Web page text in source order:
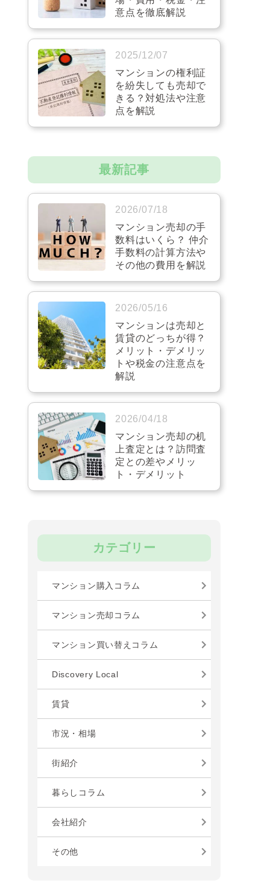
意点を徹底解説
2025/12/07
マンションの権利証
を紛失しても売却で
きる？対処法や注意
点を解説
最新記事
2026/07/18
マンション売却の手
数料はいくら？ 仲介
手数料の計算方法や
その他の費用を解説
2026/05/16
マンションは売却と
賃貸のどっちが得？
メリット・デメリッ
トや税金の注意点を
解説
2026/04/18
マンション売却の机
上査定とは？訪問査
定との差やメリッ
ト・デメリット
カテゴリー
マンション購入コラム
マンション売却コラム
マンション買い替えコラム
Discovery Local
賃貸
市況・相場
街紹介
暮らしコラム
会社紹介
その他